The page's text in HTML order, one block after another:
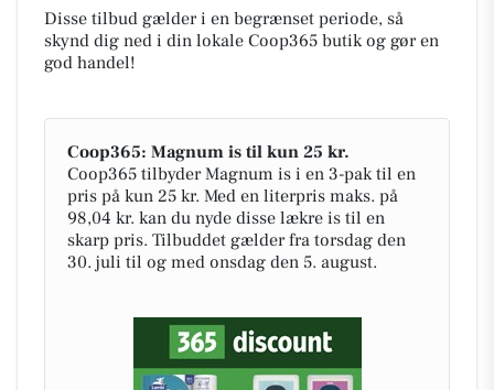
Disse tilbud gælder i en begrænset periode, så
skynd dig ned i din lokale Coop365 butik og gør en
god handel!
Coop365: Magnum is til kun 25 kr.
Coop365 tilbyder Magnum is i en 3-pak til en
pris på kun 25 kr. Med en literpris maks. på
98,04 kr. kan du nyde disse lækre is til en
skarp pris. Tilbuddet gælder fra torsdag den
30. juli til og med onsdag den 5. august.